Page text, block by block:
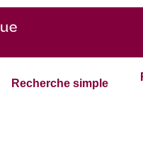
Recherche simple